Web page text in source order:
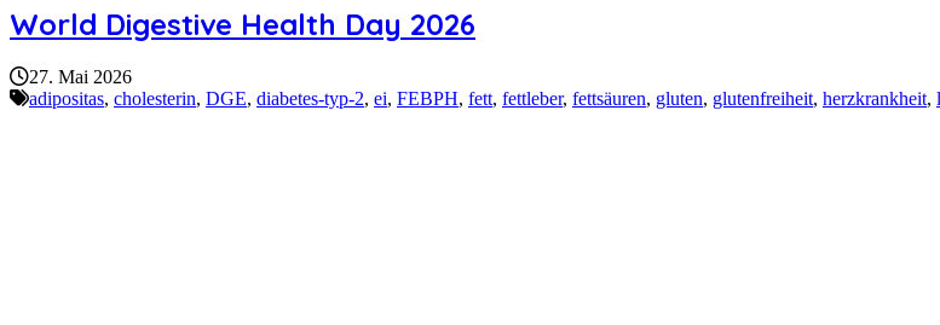
World Digestive Health Day 2026
27. Mai 2026
adipositas, cholesterin, DGE, diabetes-typ-2, ei, FEBPH, fett, fettleber, fettsäuren, gluten, glutenfreiheit, herzkrankheit,